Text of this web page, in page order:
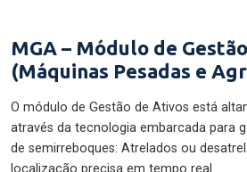
MGA – Módulo de
(Máquinas Pesadas e
O módulo de Gestão de Ativos está
através da tecnologia embarcada para
de semirreboques: Atrelados ou
localização precisa em tempo real.